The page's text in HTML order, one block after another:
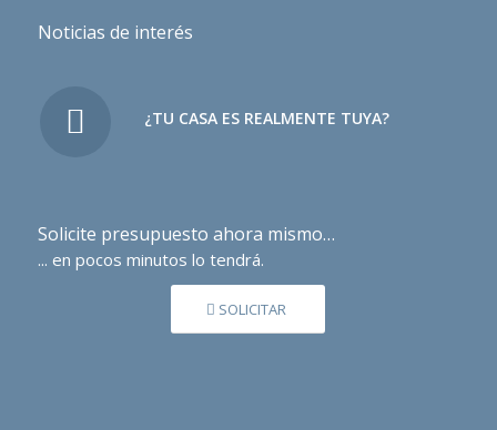
Noticias de interés
¿TU CASA ES REALMENTE TUYA?
Solicite presupuesto ahora mismo…
... en pocos minutos lo tendrá.
SOLICITAR